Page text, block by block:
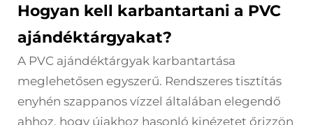
Hogyan kell karbantartani a PVC
ajándéktárgyakat?
A PVC ajándéktárgyak karbantartása
meglehetősen egyszerű. Rendszeres tisztítás
enyhén szappanos vízzel általában elegendő
ahhoz, hogy újakhoz hasonló kinézetet őrizzön